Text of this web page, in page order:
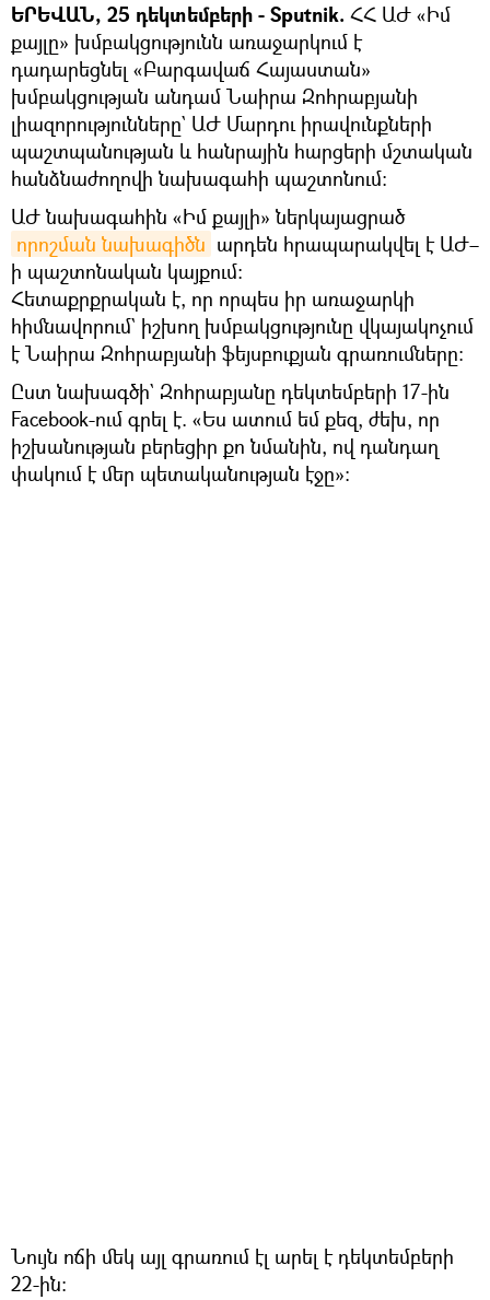
ԵՐԵՎԱՆ, 25 դեկտեմբերի - Sputnik. ՀՀ ԱԺ «Իմ
քայլը» խմբակցությունն առաջարկում է
դադարեցնել «Բարգավաճ Հայաստան»
խմբակցության անդամ Նաիրա Զոհրաբյանի
լիազորությունները` ԱԺ Մարդու իրավունքների
պաշտպանության և հանրային հարցերի մշտական
հանձնաժողովի նախագահի պաշտոնում։
ԱԺ նախագահին «Իմ քայլի» ներկայացրած
որոշման նախագիծն արդեն հրապարակվել է ԱԺ–
ի պաշտոնական կայքում։
Հետաքրքրական է, որ որպես իր առաջարկի
հիմնավորում` իշխող խմբակցությունը վկայակոչում
է Նաիրա Զոհրաբյանի ֆեյսբուքյան գրառումները։
Ըստ նախագծի` Զոհրաբյանը դեկտեմբերի 17-ին
Facebook-ում գրել է. «Ես ատում եմ քեզ, ժեխ, որ
իշխանության բերեցիր քո նմանին, ով դանդաղ
փակում է մեր պետականության էջը»։
Նույն ոճի մեկ այլ գրառում էլ արել է դեկտեմբերի
22-ին։